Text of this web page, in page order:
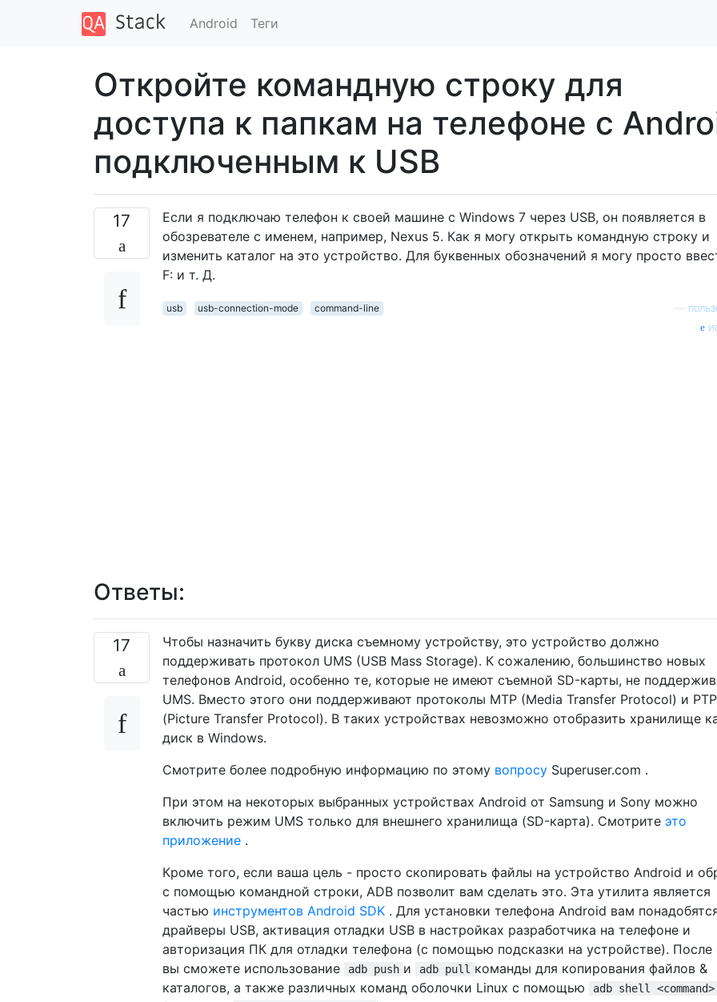
Android Теги
Откройте командную строку для
доступа к папкам на телефоне с
подключенным к USB
17
Если я подключаю телефон к своей машине с Windows 7 через USB, он появляется в
обозревателе с именем, например, Nexus 5. Как я могу открыть командную строку и
изменить каталог на это устройство. Для буквенных обозначений я могу просто
F: и т. Д.
usb usb-connection-mode command-line
Ответы:
17
Чтобы назначить букву диска съемному устройству, это устройство должно
поддерживать протокол UMS (USB Mass Storage). К сожалению, большинство новых
телефонов Android, особенно те, которые не имеют съемной SD-карты, не
UMS. Вместо этого они поддерживают протоколы MTP (Media Transfer Protocol) и PTP
(Picture Transfer Protocol). В таких устройствах невозможно отобразить хранилище
диск в Windows.
Смотрите более подробную информацию по этому вопросу Superuser.com .
При этом на некоторых выбранных устройствах Android от Samsung и Sony можно
включить режим UMS только для внешнего хранилища (SD-карта). Смотрите это
приложение .
Кроме того, если ваша цель - просто скопировать файлы на устройство Android и
с помощью командной строки, ADB позволит вам сделать это. Эта утилита является
частью инструментов Android SDK . Для установки телефона Android вам
драйверы USB, активация отладки USB в настройках разработчика на телефоне и
авторизация ПК для отладки телефона (с помощью подсказки на устройстве). После
вы сможете использование
adb push и adb pull команды для копирования файлов &
каталогов, а также различных команд оболочки Linux с помощью
adb shell <command>